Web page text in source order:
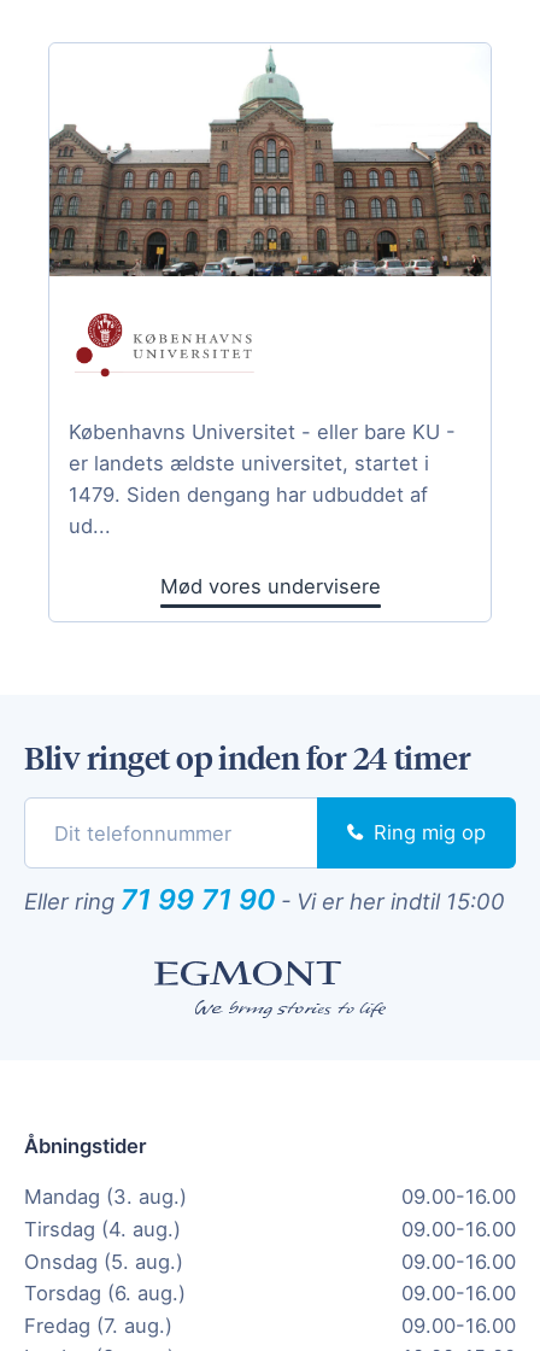
Københavns Universitet - eller bare KU -
er landets ældste universitet, startet i
1479. Siden dengang har udbuddet af
ud...
Mød vores undervisere
Bliv ringet op inden for 24 timer
Ring mig op
Eller ring 71 99 71 90 - Vi er her indtil 15:00
Åbningstider
Mandag (3. aug.)
09.00-16.00
Tirsdag (4. aug.)
09.00-16.00
Onsdag (5. aug.)
09.00-16.00
Torsdag (6. aug.)
09.00-16.00
Fredag (7. aug.)
09.00-16.00